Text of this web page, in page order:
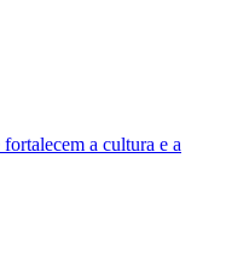
a cultura e a